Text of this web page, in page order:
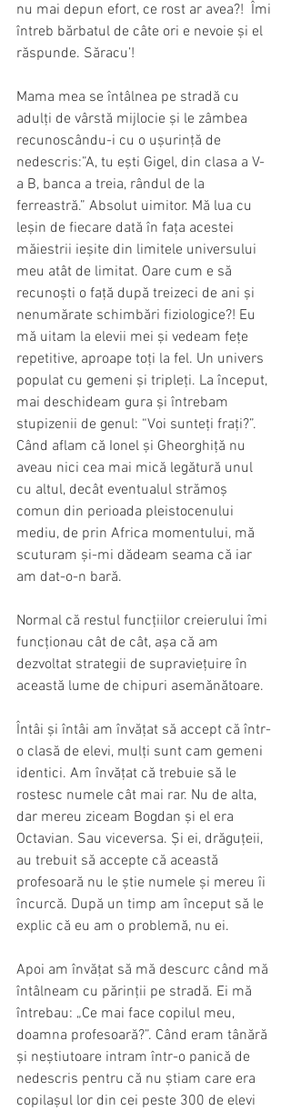
nu mai depun efort, ce rost ar avea?!  Îmi
întreb bărbatul de câte ori e nevoie și el
răspunde. Săracu’!
Mama mea se întâlnea pe stradă cu
adulți de vârstă mijlocie și le zâmbea
recunoscându-i cu o ușurință de
nedescris:”A, tu ești Gigel, din clasa a V-
a B, banca a treia, rândul de la
ferreastră.” Absolut uimitor. Mă lua cu
leșin de fiecare dată în fața acestei
măiestrii ieșite din limitele universului
meu atât de limitat. Oare cum e să
recunoști o față după treizeci de ani și
nenumărate schimbări fiziologice?! Eu
mă uitam la elevii mei și vedeam fețe
repetitive, aproape toți la fel. Un univers
populat cu gemeni și tripleți. La început,
mai deschideam gura și întrebam
stupizenii de genul: “Voi sunteți frați?”.
Când aflam că Ionel și Gheorghiță nu
aveau nici cea mai mică legătură unul
cu altul, decât eventualul strămoș
comun din perioada pleistocenului
mediu, de prin Africa momentului, mă
scuturam și-mi dădeam seama că iar
am dat-o-n bară.
Normal că restul funcțiilor creierului îmi
funcționau cât de cât, așa că am
dezvoltat strategii de supraviețuire în
această lume de chipuri asemănătoare.
Întâi și întâi am învățat să accept că într-
o clasă de elevi, mulți sunt cam gemeni
identici. Am învățat că trebuie să le
rostesc numele cât mai rar. Nu de alta,
dar mereu ziceam Bogdan și el era
Octavian. Sau viceversa. Și ei, drăguțeii,
au trebuit să accepte că această
profesoară nu le știe numele și mereu îi
încurcă. După un timp am început să le
explic că eu am o problemă, nu ei.
Apoi am învățat să mă descurc când mă
întâlneam cu părinții pe stradă. Ei mă
întrebau: „Ce mai face copilul meu,
doamna profesoară?”. Când eram tânără
și neștiutoare intram într-o panică de
nedescris pentru că nu știam care era
copilașul lor din cei peste 300 de elevi